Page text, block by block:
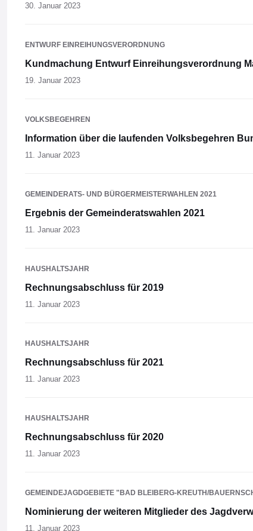
30. Januar 2023
ENTWURF EINREIHUNGSVERORDNUNG
Kundmachung Entwurf Einreihungsverordnung
19. Januar 2023
VOLKSBEGEHREN
Information über die laufenden Volksbegehren
11. Januar 2023
GEMEINDERATS- UND BÜRGERMEISTERWAHLEN 2021
Ergebnis der Gemeinderatswahlen 2021
11. Januar 2023
HAUSHALTSJAHR
Rechnungsabschluss für 2019
11. Januar 2023
HAUSHALTSJAHR
Rechnungsabschluss für 2021
11. Januar 2023
HAUSHALTSJAHR
Rechnungsabschluss für 2020
11. Januar 2023
GEMEINDEJAGDGEBIETE "BAD BLEIBERG-KREUTH/
Nominierung der weiteren Mitglieder des
11. Januar 2023